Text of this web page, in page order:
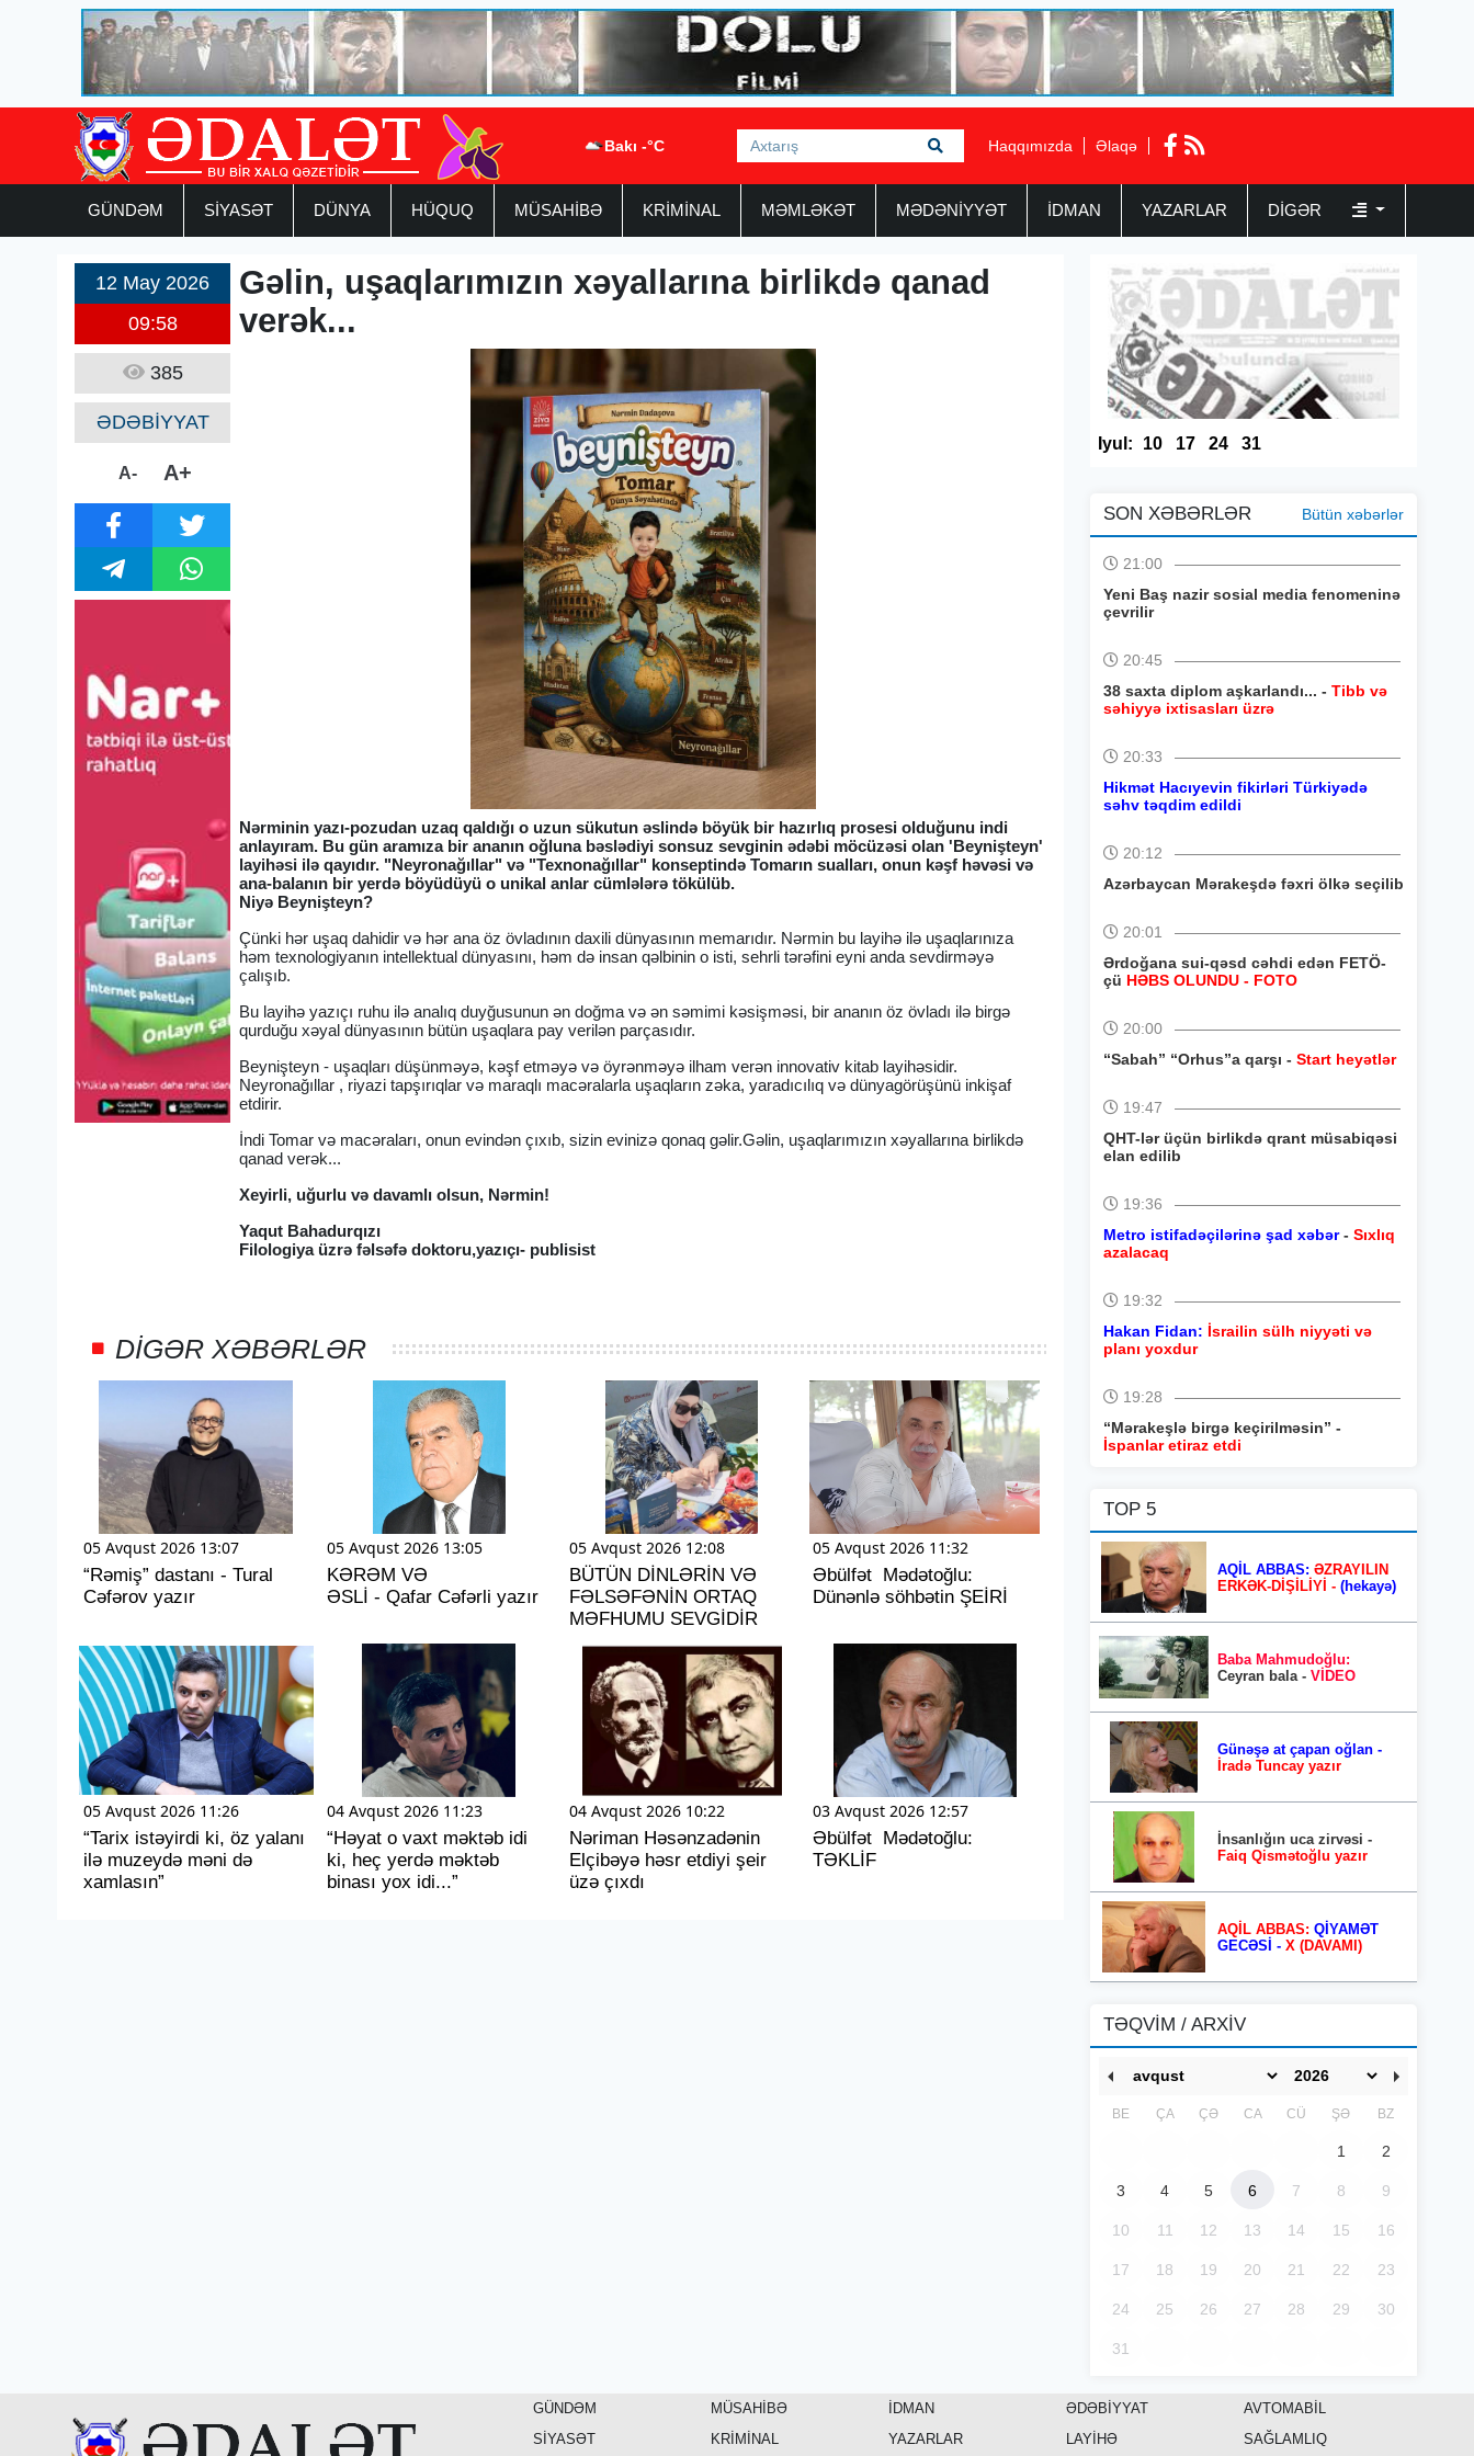
Bakı -°C Haqqımızda Əlaqə
GÜNDƏM SİYASƏT DÜNYA HÜQUQ MÜSAHİBƏ KRİMİNAL MƏMLƏKƏT MƏDƏNİYYƏT İDMAN YAZARLAR DIGƏR
12 May 2026
09:58
385
ƏDƏBİYYAT
A- A+
Gəlin, uşaqlarımızın xəyallarına birlikdə qanad
verək...
Nərminin yazı-pozudan uzaq qaldığı o uzun sükutun əslində böyük bir hazırlıq prosesi olduğunu indi
anlayıram. Bu gün aramıza bir ananın oğluna bəslədiyi sonsuz sevginin ədəbi möcüzəsi olan 'Beynişteyn'
layihəsi ilə qayıdır. "Neyronağıllar" və "Texnonağıllar" konseptində Tomarın sualları, onun kəşf həvəsi və
ana-balanın bir yerdə böyüdüyü o unikal anlar cümlələrə tökülüb.
Niyə Beynişteyn?
Çünki hər uşaq dahidir və hər ana öz övladının daxili dünyasının memarıdır. Nərmin bu layihə ilə uşaqlarınıza
həm texnologiyanın intellektual dünyasını, həm də insan qəlbinin o isti, sehrli tərəfini eyni anda sevdirməyə
çalışıb.
Bu layihə yazıçı ruhu ilə analıq duyğusunun ən doğma və ən səmimi kəsişməsi, bir ananın öz övladı ilə birgə
qurduğu xəyal dünyasının bütün uşaqlara pay verilən parçasıdır.
Beynişteyn - uşaqları düşünməyə, kəşf etməyə və öyrənməyə ilham verən innovativ kitab layihəsidir.
Neyronağıllar , riyazi tapşırıqlar və maraqlı macəralarla uşaqların zəka, yaradıcılıq və dünyagörüşünü inkişaf
etdirir.
İndi Tomar və macəraları, onun evindən çıxıb, sizin evinizə qonaq gəlir.Gəlin, uşaqlarımızın xəyallarına birlikdə
qanad verək...
Xeyirli, uğurlu və davamlı olsun, Nərmin!
Yaqut Bahadurqızı
Filologiya üzrə fəlsəfə doktoru,yazıçı- publisist
DIGƏR XƏBƏRLƏR
05 Avqust 2026 13:07
“Rəmiş” dastanı - Tural
Cəfərov yazır
05 Avqust 2026 13:05
KƏRƏM VƏ
ƏSLİ - Qafar Cəfərli yazır
05 Avqust 2026 12:08
BÜTÜN DİNLƏRİN VƏ
FƏLSƏFƏNİN ORTAQ
MƏFHUMU SEVGİDİR
05 Avqust 2026 11:32
Əbülfət Mədətoğlu:
Dünənlə söhbətin ŞEİRİ
05 Avqust 2026 11:26
“Tarix istəyirdi ki, öz yalanı
ilə muzeydə məni də
xamlasın”
04 Avqust 2026 11:23
“Həyat o vaxt məktəb idi
ki, heç yerdə məktəb
binası yox idi...”
04 Avqust 2026 10:22
Nəriman Həsənzadənin
Elçibəyə həsr etdiyi şeir
üzə çıxdı
03 Avqust 2026 12:57
Əbülfət Mədətoğlu:
TƏKLİF
Iyul: 10 17 24 31
SON XƏBƏRLƏR Bütün xəbərlər
21:00
Yeni Baş nazir sosial media fenomeninə
çevrilir
20:45
38 saxta diplom aşkarlandı... - Tibb və
səhiyyə ixtisasları üzrə
20:33
Hikmət Hacıyevin fikirləri Türkiyədə
səhv təqdim edildi
20:12
Azərbaycan Mərakeşdə fəxri ölkə seçilib
20:01
Ərdoğana sui-qəsd cəhdi edən FETÖ-
çü HƏBS OLUNDU - FOTO
20:00
“Sabah” “Orhus”a qarşı - Start heyətlər
19:47
QHT-lər üçün birlikdə qrant müsabiqəsi
elan edilib
19:36
Metro istifadəçilərinə şad xəbər- Sıxlıq
azalacaq
19:32
Hakan Fidan: İsrailin sülh niyyəti və
planı yoxdur
19:28
“Mərakeşlə birgə keçirilməsin” -
İspanlar etiraz etdi
TOP 5
AQİL ABBAS: ƏZRAYILIN
ERKƏK-DİŞİLİYİ - (hekayə)
Baba Mahmudoğlu:
Ceyran bala - VİDEO
Günəşə at çapan oğlan -
İradə Tuncay yazır
İnsanlığın uca zirvəsi -
Faiq Qismətoğlu yazır
AQİL ABBAS: QİYAMƏT
GECƏSİ - X (DAVAMI)
TƏQVİM / ARXİV
BE ÇA ÇƏ CA CÜ ŞƏ BZ
1 2
3 4 5 6 7 8 9
10 11 12 13 14 15 16
17 18 19 20 21 22 23
24 25 26 27 28 29 30
31
GÜNDƏM
SİYASƏT
MÜSAHİBƏ
KRİMİNAL
İDMAN
YAZARLAR
ƏDƏBİYYAT
LAYİHƏ
AVTOMABİL
SAĞLAMLIQ